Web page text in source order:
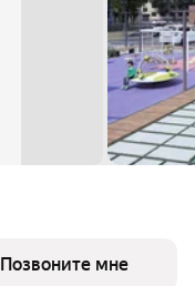
Позвоните мне